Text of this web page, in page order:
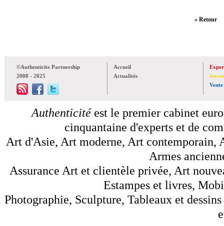
» Retour
©Authenticite Partnership
2008 - 2025
Accueil
Actualités
Vente
Authenticitéest le premier cabinet
cinquantaine d'experts et de
Art d'Asie, Art moderne, Art contemporain,
Armes
Assurance Art et clientèle privée, Art
Estampes et livres,
Photographie, Sculpture, Tableaux et